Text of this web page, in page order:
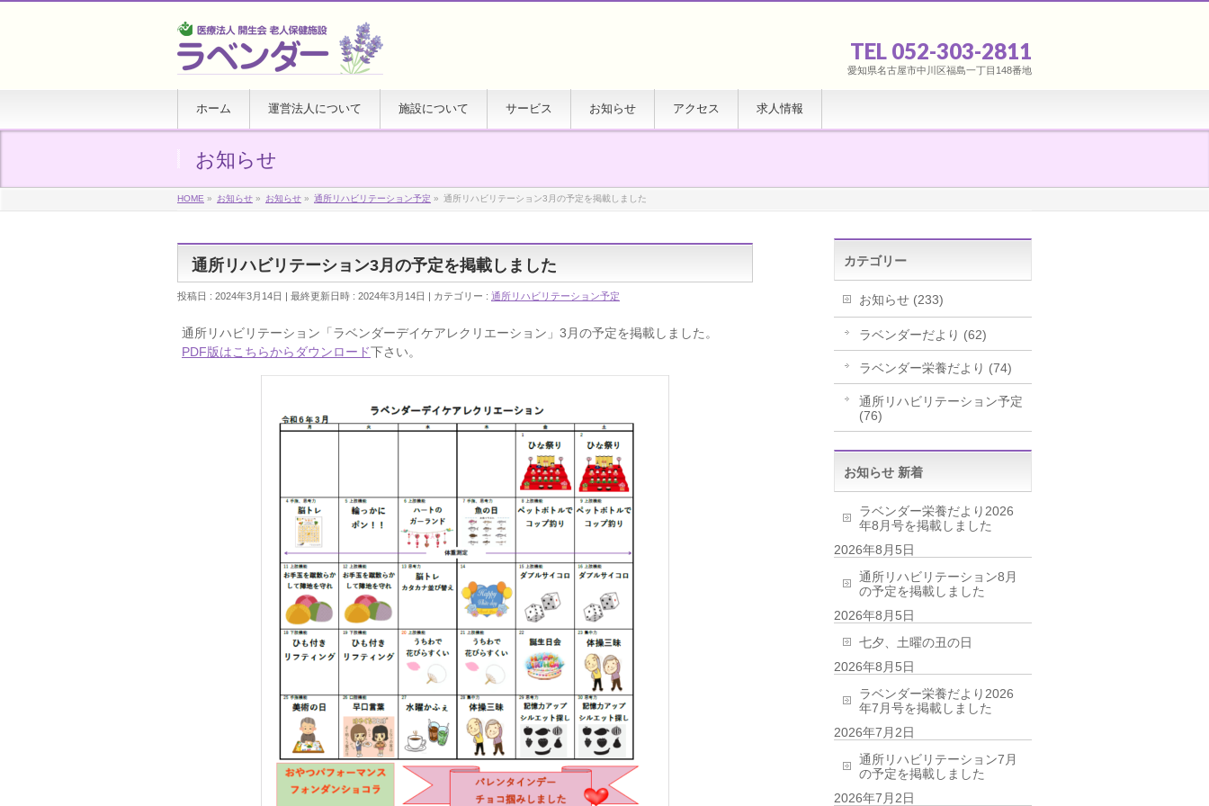
TEL 052-303-2811
愛知県名古屋市中川区福島一丁目148番地
ホーム 運営法人について 施設について サービス お知らせ アクセス 求人情報
お知らせ
HOME » お知らせ » お知らせ » 通所リハビリテーション予定 » 通所リハビリテーション3月の予定を掲載しました
通所リハビリテーション3月の予定を掲載しました
投稿日 : 2024年3月14日 最終更新日時 : 2024年3月14日 カテゴリー : 通所リハビリテーション予定
通所リハビリテーション「ラベンダーデイケアレクリエーション」3月の予定を掲載しました。
PDF版はこちらからダウンロード下さい。
カテゴリー
お知らせ (233)
ラベンダーだより (62)
ラベンダー栄養だより (74)
通所リハビリテーション予定
(76)
お知らせ 新着
ラベンダー栄養だより2026
年8月号を掲載しました
2026年8月5日
通所リハビリテーション8月
の予定を掲載しました
2026年8月5日
七夕、土曜の丑の日
2026年8月5日
ラベンダー栄養だより2026
年7月号を掲載しました
2026年7月2日
通所リハビリテーション7月
の予定を掲載しました
2026年7月2日